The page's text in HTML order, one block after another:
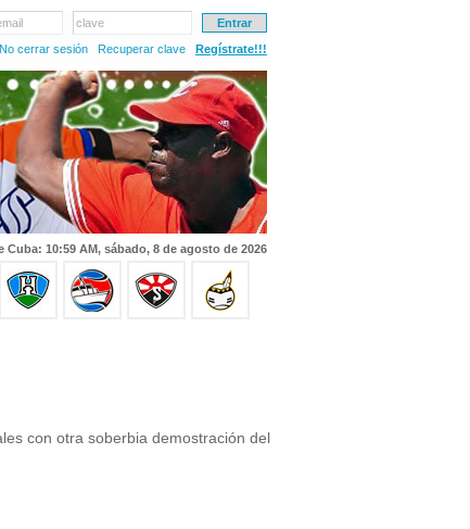
clave
No cerrar sesión
Recuperar clave Regístrate!!!
Cuba: 10:59 AM, sábado, 8 de agosto de 2026
con otra soberbia demostración del